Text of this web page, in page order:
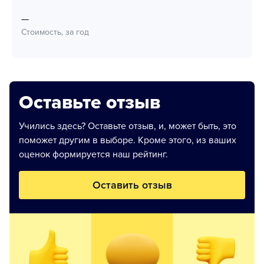
—
Стоимость, за год
Оставьте отзыв
Учились здесь? Оставьте отзыв, и, может быть, это
поможет другим в выборе. Кроме этого, из ваших
оценок формируется наш рейтинг.
Оставить отзыв